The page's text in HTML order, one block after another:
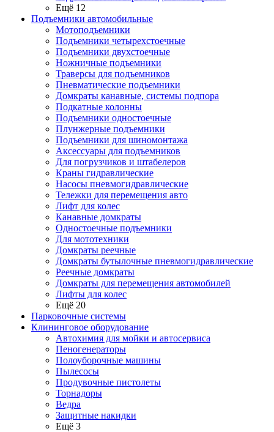
Ещё 12
Подъемники автомобильные
Мотоподъемники
Подъемники четырехстоечные
Подъемники двухстоечные
Ножничные подъемники
Траверсы для подъемников
Пневматические подъемники
Домкраты канавные, системы подпора
Подкатные колонны
Подъемники одностоечные
Плунжерные подъемники
Подъемники для шиномонтажа
Аксессуары для подъемников
Для погрузчиков и штабелеров
Краны гидравлические
Насосы пневмогидравлические
Тележки для перемещения авто
Лифт для колес
Канавные домкраты
Одностоечные подъемники
Для мототехники
Домкраты реечные
Домкраты бутылочные пневмогидравлические
Реечные домкраты
Домкраты для перемещения автомобилей
Лифты для колес
Ещё 20
Парковочные системы
Клининговое оборудование
Автохимия для мойки и автосервиса
Пеногенераторы
Полоуборочные машины
Пылесосы
Продувочные пистолеты
Торнадоры
Ведра
Защитные накидки
Ещё 3